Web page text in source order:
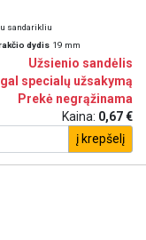
sandarikliu
dydis 19 mm
Užsienio sandėlis
specialų užsakymą
Prekė negrąžinama
Kaina: 0,67 €
į krepšelį